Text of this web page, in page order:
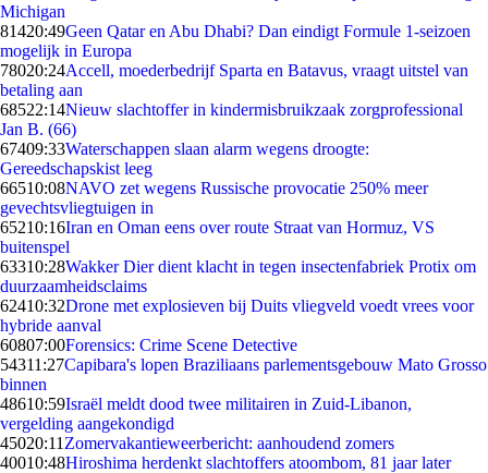
Michigan
81420:49Geen Qatar en Abu Dhabi? Dan eindigt Formule 1-seizoen
mogelijk in Europa
78020:24Accell, moederbedrijf Sparta en Batavus, vraagt uitstel van
betaling aan
68522:14Nieuw slachtoffer in kindermisbruikzaak zorgprofessional
Jan B. (66)
67409:33Waterschappen slaan alarm wegens droogte:
Gereedschapskist leeg
66510:08NAVO zet wegens Russische provocatie 250% meer
gevechtsvliegtuigen in
65210:16Iran en Oman eens over route Straat van Hormuz, VS
buitenspel
63310:28Wakker Dier dient klacht in tegen insectenfabriek Protix om
duurzaamheidsclaims
62410:32Drone met explosieven bij Duits vliegveld voedt vrees voor
hybride aanval
60807:00Forensics: Crime Scene Detective
54311:27Capibara's lopen Braziliaans parlementsgebouw Mato Grosso
binnen
48610:59Israël meldt dood twee militairen in Zuid-Libanon,
vergelding aangekondigd
45020:11 Zomervakantieweerbericht: aanhoudend zomers
40010:48Hiroshima herdenkt slachtoffers atoombom, 81 jaar later